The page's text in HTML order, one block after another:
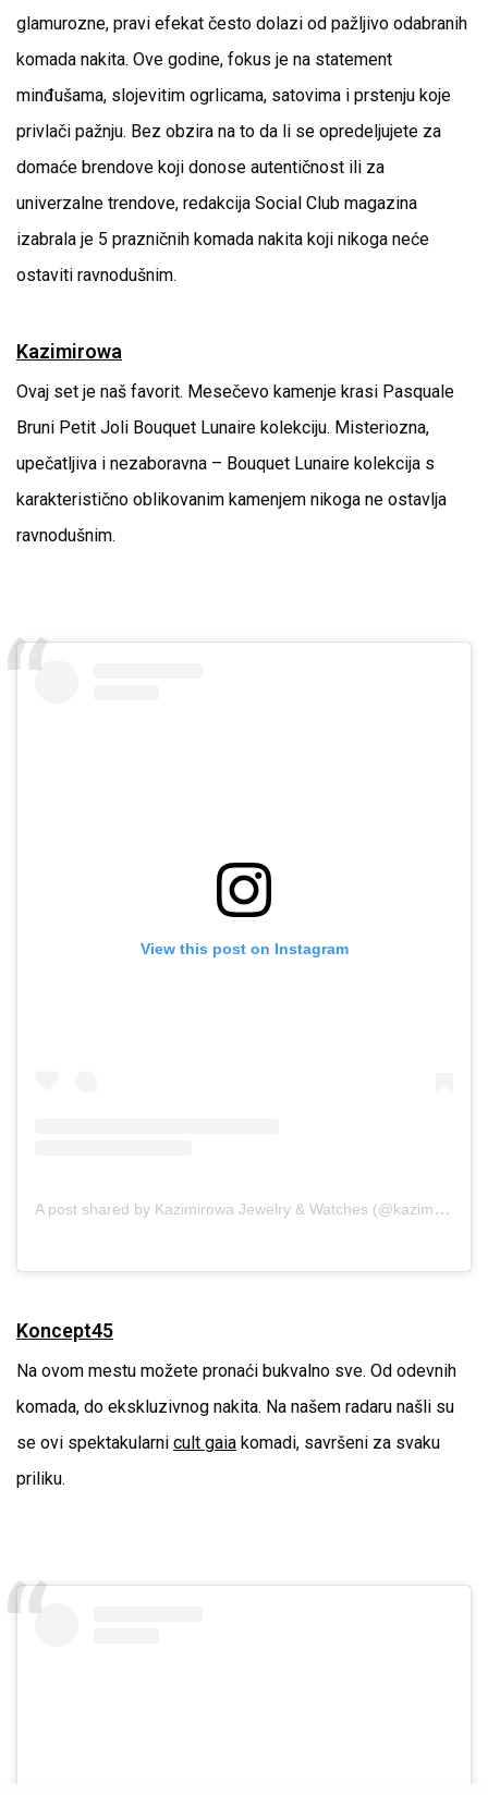
glamurozne, pravi efekat često dolazi od pažljivo odabranih
komada nakita. Ove godine, fokus je na statement
minđušama, slojevitim ogrlicama, satovima i prstenju koje
privlači pažnju. Bez obzira na to da li se opredeljujete za
domaće brendove koji donose autentičnost ili za
univerzalne trendove, redakcija Social Club magazina
izabrala je 5 prazničnih komada nakita koji nikoga neće
ostaviti ravnodušnim.
Kazimirowa
Ovaj set je naš favorit. Mesečevo kamenje krasi Pasquale
Bruni Petit Joli Bouquet Lunaire kolekciju. Misteriozna,
upečatljiva i nezaboravna – Bouquet Lunaire kolekcija s
karakteristično oblikovanim kamenjem nikoga ne ostavlja
ravnodušnim.
View this post on Instagram
A post shared by Kazimirowa Jewelry & Watches (@kazimirowa.belgrade)
Koncept45
Na ovom mestu možete pronaći bukvalno sve. Od odevnih
komada, do ekskluzivnog nakita. Na našem radaru našli su
se ovi spektakularnicult gaia komadi, savršeni za svaku
priliku.